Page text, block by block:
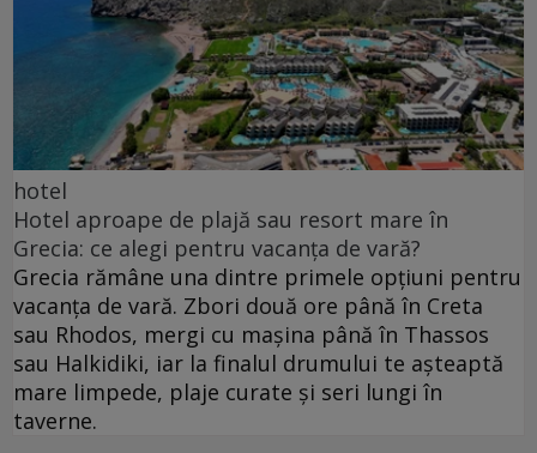
hotel
Hotel aproape de plajă sau resort mare în
Grecia: ce alegi pentru vacanța de vară?
Grecia rămâne una dintre primele opțiuni pentru
vacanța de vară. Zbori două ore până în Creta
sau Rhodos, mergi cu mașina până în Thassos
sau Halkidiki, iar la finalul drumului te așteaptă
mare limpede, plaje curate și seri lungi în
taverne.